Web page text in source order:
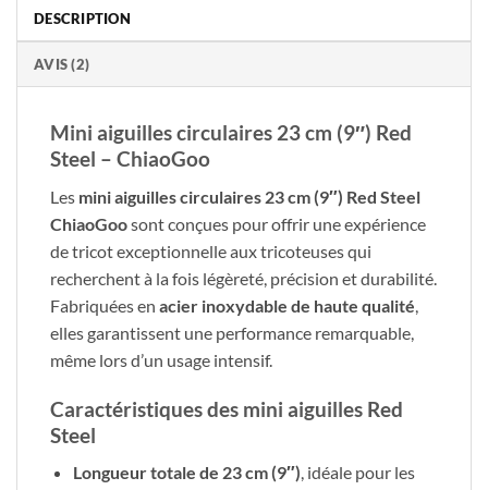
DESCRIPTION
AVIS (2)
Mini aiguilles circulaires 23 cm (9″) Red
Steel – ChiaoGoo
Les mini aiguilles circulaires 23 cm (9″) Red Steel
ChiaoGoosont conçues pour offrir une expérience
de tricot exceptionnelle aux tricoteuses qui
recherchent à la fois légèreté, précision et durabilité.
Fabriquées en acier inoxydable de haute qualité
elles garantissent une performance remarquable,
même lors d’un usage intensif.
Caractéristiques des mini aiguilles Red
Steel
Longueur totale de 23 cm (9″), idéale pour les